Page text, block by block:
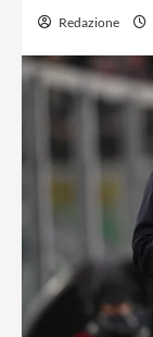
Redazione